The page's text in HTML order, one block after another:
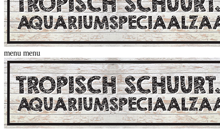
menu menu